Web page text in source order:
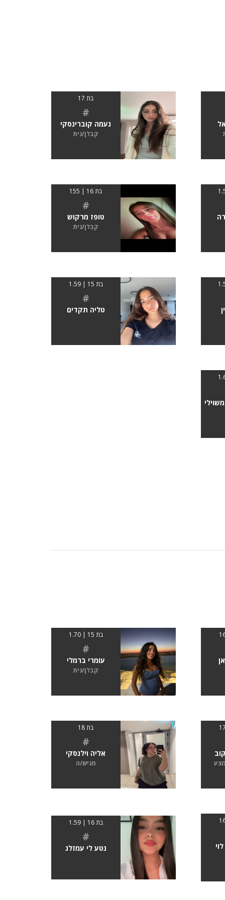
בת 17
#
נעמה קוברינסקי
קבלן/נית
בת 16 | 155
#
טופז מרקוש
קבלן/נית
בת 15 | 1.59
#
טליה תקדים
בת 15 | 1.70
#
עומרי ברמלי
קבלן/נית
בת 18
#
אליה וילנסקי
מגיש/ה
בת 16 | 1.59
#
נטע לי עמזלג